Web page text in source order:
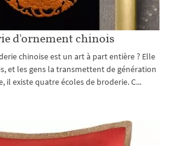
d'ornement chinois
chinoise est un art à part entière ? Elle
et les gens la transmettent de génération
il existe quatre écoles de broderie. C...